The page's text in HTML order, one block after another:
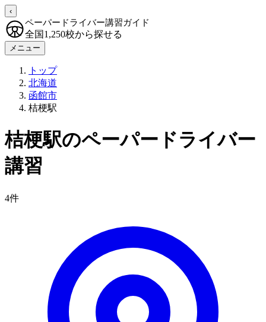
‹
ペーパードライバー講習ガイド
全国1,250校から探せる
メニュー
トップ
北海道
函館市
桔梗駅
桔梗駅のペーパードライバー
講習
4件